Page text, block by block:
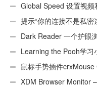
页）Global Speed 设置视
提示“你的连接不是私密
Dark Reader 一个护眼
Learning the Pooh学习
鼠标手势插件
Chrome(TM)汉化版）
XDM Browser Monitor